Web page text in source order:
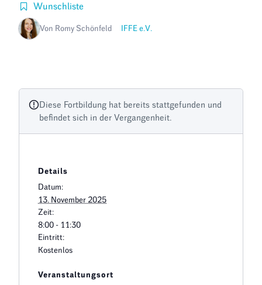
Von Romy Schönfeld IFFE e.V.
Wunschliste
Diese Fortbildung hat bereits stattgefunden und
befindet sich in der Vergangenheit.
Details
Datum:
13. November 2025
Zeit:
8:00 - 11:30
Eintritt:
Kostenlos
Veranstaltungsort